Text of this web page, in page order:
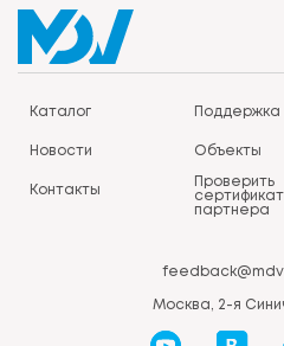
Каталог Поддержка
Новости Объекты
Контакты
Проверить
сертификат
партнера
Москва, 2-я